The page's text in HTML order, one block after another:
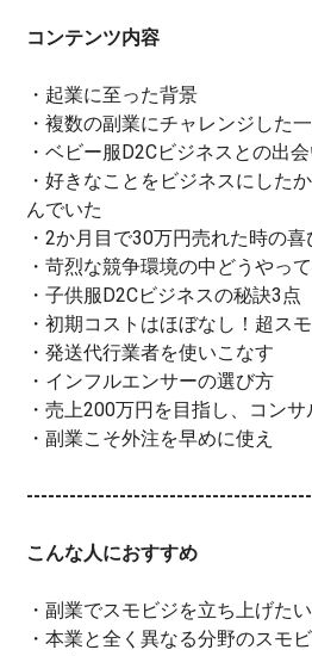
コンテンツ内容
・起業に至った背景
・複数の副業にチャレンジした
・ベビー服D2Cビジネスとの出
・好きなことをビジネスにした
んでいた
・2か月目で30万円売れた時の喜
・苛烈な競争環境の中どうやっ
・子供服D2Cビジネスの秘訣3点
・初期コストはほぼなし！超ス
・発送代行業者を使いこなす
・インフルエンサーの選び方
・売上200万円を目指し、コン
・副業こそ外注を早めに使え
こんな人におすすめ
・副業でスモビジを立ち上げた
・本業と全く異なる分野のスモ